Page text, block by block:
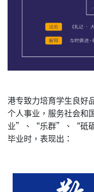
港专致力培育学生良好
个人事业，服务社会
业”、“乐群”、“砥
毕业时，表现出：